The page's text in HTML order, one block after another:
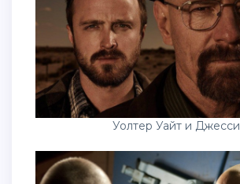
Уолтер Уайт и Джесси